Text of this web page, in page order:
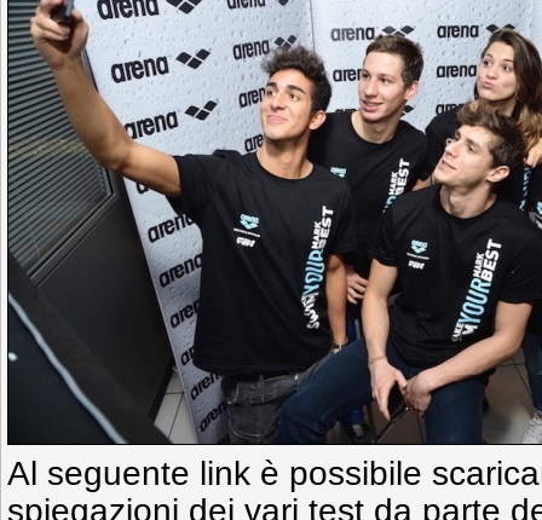
Al seguente link è possibile
spiegazioni dei vari test da parte